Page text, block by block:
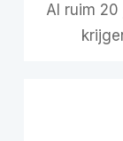
Al ruim